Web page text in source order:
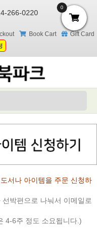
266-0220
Book Cart
Gift Card
서나 아이템을 주문 신청하
박편으로 나눠서 이메일로
4-6주 정도 소요됩니다.)
0